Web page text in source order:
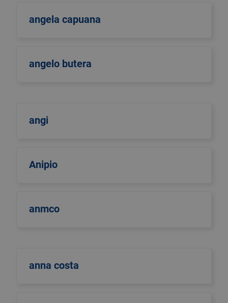
angela capuana
angelo butera
angi
Anipio
anmco
anna costa